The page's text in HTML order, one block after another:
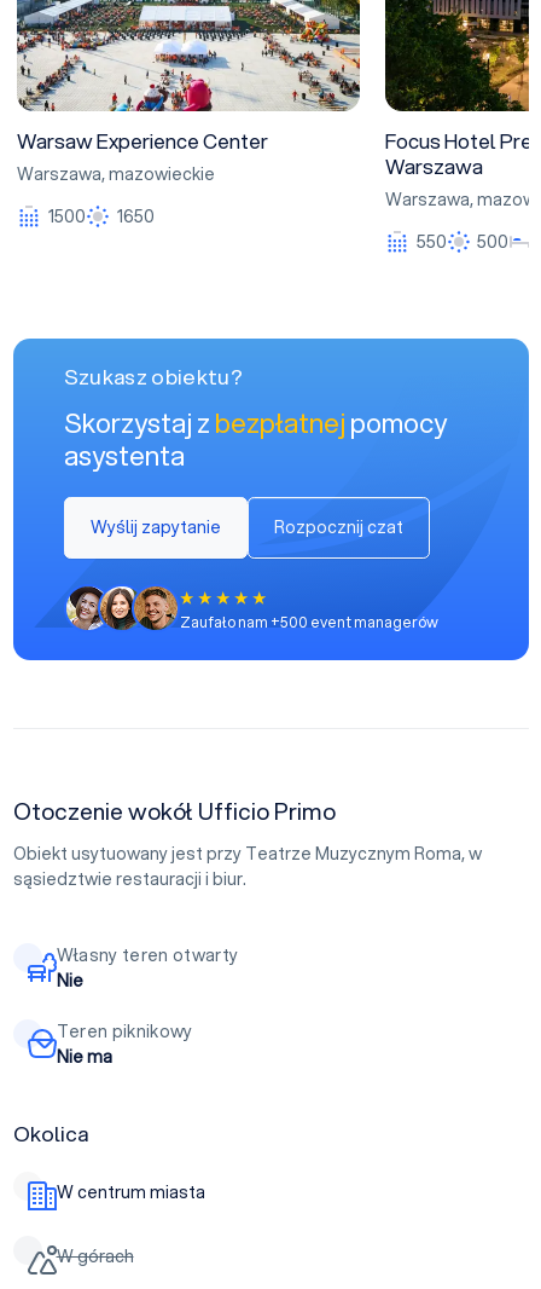
Warsaw Experience Center
Warszawa,mazowieckie
1500
1650
Focus Hotel
Warszawa
Warszawa,
550
500
Szukasz obiektu?
Skorzystaj zbezpłatnejpomocy
asystenta
Wyślij zapytanie Rozpocznij czat
Zaufało nam +500 event managerów
Otoczenie wokół Ufficio Primo
Obiekt usytuowany jest przy Teatrze Muzycznym Roma, w
sąsiedztwie restauracji i biur.
Własny teren otwarty
Nie
Teren piknikowy
Nie ma
Okolica
W centrum miasta
W górach